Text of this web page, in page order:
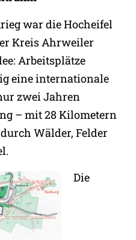
war die Hocheifel
Kreis Ahrweiler
Arbeitsplätze
eine internationale
zwei Jahren
– mit 28 Kilometern
Wälder, Felder
Die